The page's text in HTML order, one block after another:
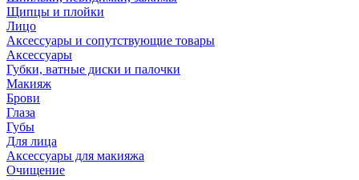
Щипцы и плойки
Лицо
Аксессуары и сопутствующие товары
Аксессуары
Губки, ватные диски и палочки
Макияж
Брови
Глаза
Губы
Для лица
Аксессуары для макияжа
Очищение